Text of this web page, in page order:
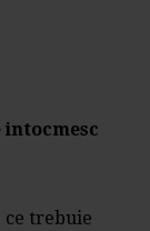
ce trebuie